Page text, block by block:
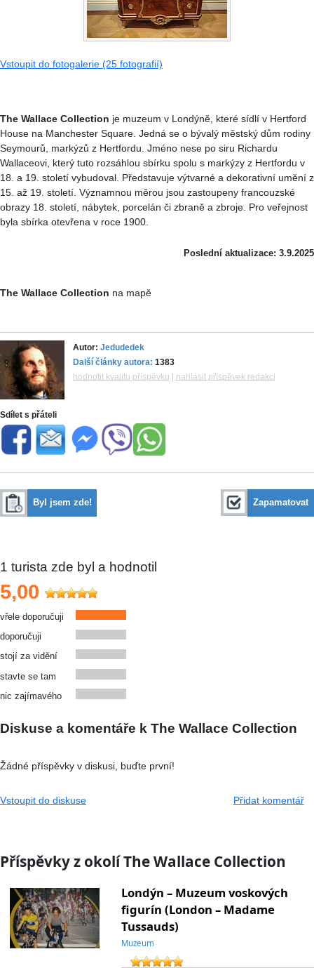
Vstoupit do fotogalerie (25 fotografií)
The Wallace Collection je muzeum v Londýně, které sídlí v Hertford
House na Manchester Square. Jedná se o bývalý městský dům rodiny
Seymourů, markýzů z Hertfordu. Jméno nese po siru Richardu
Wallaceovi, který tuto rozsáhlou sbírku spolu s markýzy z Hertfordu v
18. a 19. století vybudoval. Představuje výtvarné a dekorativní umění z
15. až 19. století. Významnou měrou jsou zastoupeny francouzské
obrazy 18. století, nábytek, porcelán či zbraně a zbroje. Pro veřejnost
byla sbírka otevřena v roce 1900.
Poslední aktualizace: 3.9.2025
The Wallace Collection na mapě
Autor: Jedudedek
Další články autora: 1383
hodnotit kvalitu příspěvku
nahlásit příspěvek redakci
Sdílet s přáteli
Byl jsem zde! Zapamatovat
1 turista zde byl a hodnotil
5,00
vřele doporučuji
doporučuji
stojí za vidění
stavte se tam
nic zajímavého
Diskuse a komentáře k The Wallace Collection
Žádné příspěvky v diskusi, buďte první!
Vstoupit do diskuse Přidat komentář
Příspěvky z okolí The Wallace Collection
Londýn – Muzeum voskových
figurín (London – Madame
Tussauds)
Muzeum